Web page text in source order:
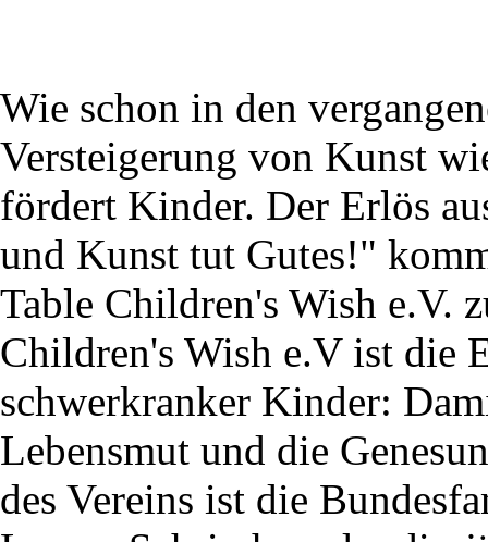
Wie schon in den
Versteigerung von Kunst
fördert Kinder. Der Erlös
und Kunst tut Gutes!"
Table Children's Wish e.V.
Children's Wish e.V ist die
schwerkranker Kinder:
Lebensmut und die
des Vereins ist die